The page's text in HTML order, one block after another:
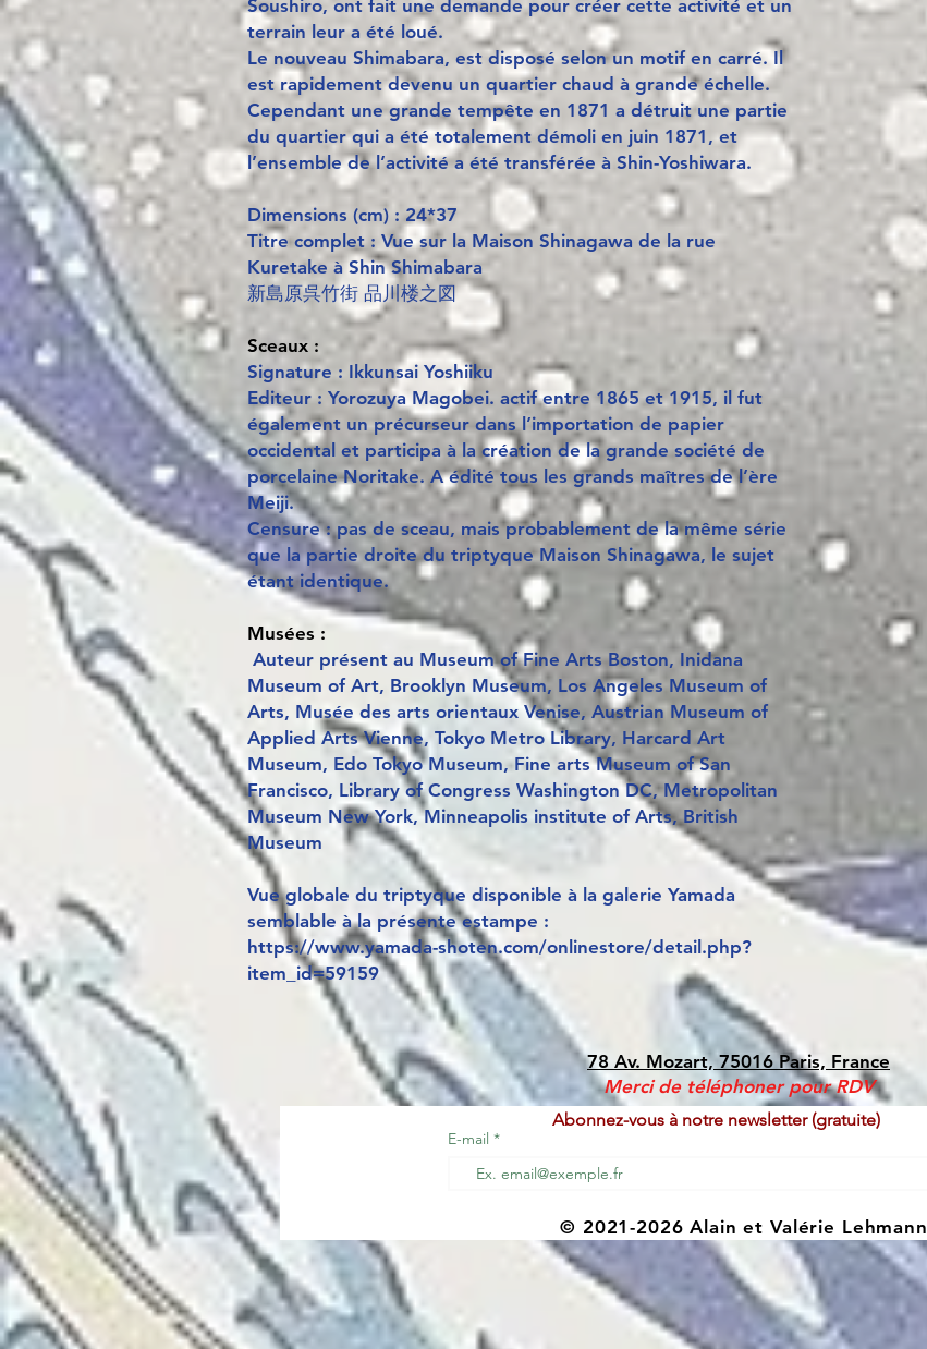
Soushiro, ont fait une demande pour créer cette activité et un
terrain leur a été loué.
Le nouveau Shimabara, est disposé selon un motif en carré. Il
est rapidement devenu un quartier chaud à grande échelle.
Cependant une grande tempête en 1871 a détruit une partie
du quartier qui a été totalement démoli en juin 1871, et
l’ensemble de l’activité a été transférée à Shin-Yoshiwara.
Dimensions (cm) : 24*37
Titre complet : Vue sur la Maison Shinagawa de la rue
Kuretake à Shin Shimabara
新島原呉竹街 品川楼之図
Sceaux :
Signature : Ikkunsai Yoshiiku
Editeur : Yorozuya Magobei. actif entre 1865 et 1915, il fut
également un précurseur dans l’importation de papier
occidental et participa à la création de la grande société de
porcelaine Noritake. A édité tous les grands maîtres de l’ère
Meiji.
Censure : pas de sceau, mais probablement de la même série
que la partie droite du triptyque Maison Shinagawa, le sujet
étant identique.
Musées :
Auteur présent au Museum of Fine Arts Boston, Inidana
Museum of Art, Brooklyn Museum, Los Angeles Museum of
Arts, Musée des arts orientaux Venise, Austrian Museum of
Applied Arts Vienne, Tokyo Metro Library, Harcard Art
Museum, Edo Tokyo Museum, Fine arts Museum of San
Francisco, Library of Congress Washington DC, Metropolitan
Museum New York, Minneapolis institute of Arts, British
Museum
Vue globale du triptyque disponible à la galerie Yamada
semblable à la présente estampe :
https://www.yamada-shoten.com/onlinestore/detail.php?
item_id=59159
78 Av. Mozart, 75016 Paris, France
Merci de téléphoner pour RDV
Abonnez-vous à notre newsletter (gratuite)
E-mail
© 2021-2026 Alain et Valérie Lehmann